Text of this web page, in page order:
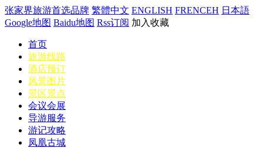
张家界旅游首选品牌 繁體中文 ENGLISH FRENCEH 日本語
Google地图 Baidu地图 Rss订阅 加入收藏
首页
旅游线路
酒店预订
风景图片
景区景点
会议会展
导游服务
游记攻略
凤凰古城